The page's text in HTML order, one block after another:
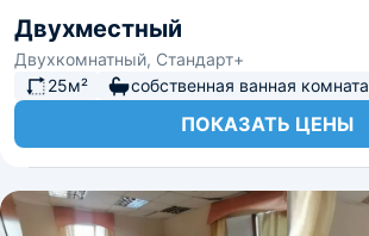
Двухместный
Двухкомнатный, Стандарт+
25м²
собственная ванная комната
ПОКАЗАТЬ ЦЕНЫ